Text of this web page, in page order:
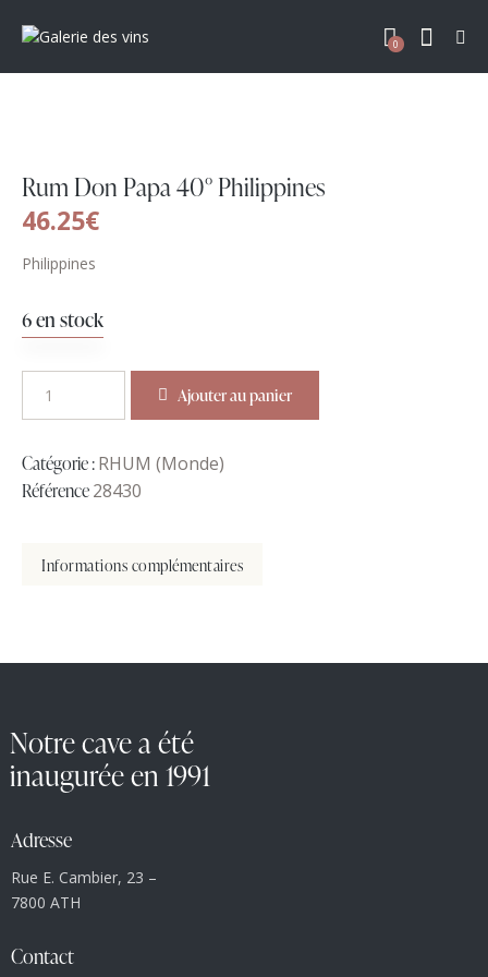
0
Rum Don Papa 40° Philippines
46.25€
Philippines
6 en stock
Ajouter au panier
Catégorie :RHUM (Monde)
Référence28430
Informations complémentaires
Notre cave a été
inaugurée en 1991
Adresse
Rue E. Cambier, 23 –
7800 ATH
Contact